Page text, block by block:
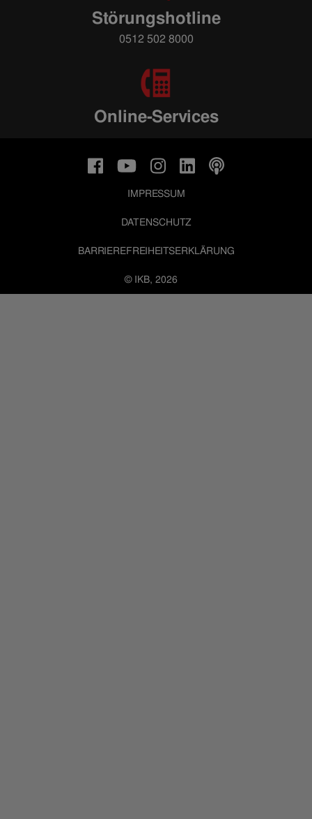
Störungshotline
0512 502 8000
Online-Services
© IKB, 2026
IMPRESSUM
DATENSCHUTZ
BARRIEREFREIHEITSERKLÄRUNG